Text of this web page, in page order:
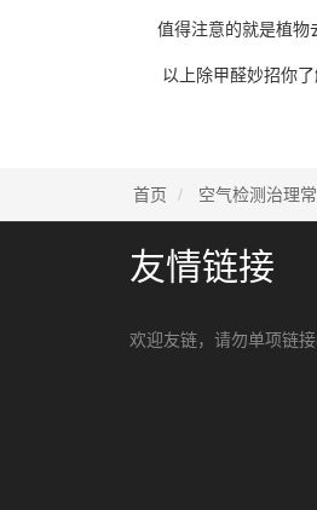
值得注意的就是植物
以上除甲醛妙招你了
首页 空气检测治理
友情链接
欢迎友链，请勿单项链